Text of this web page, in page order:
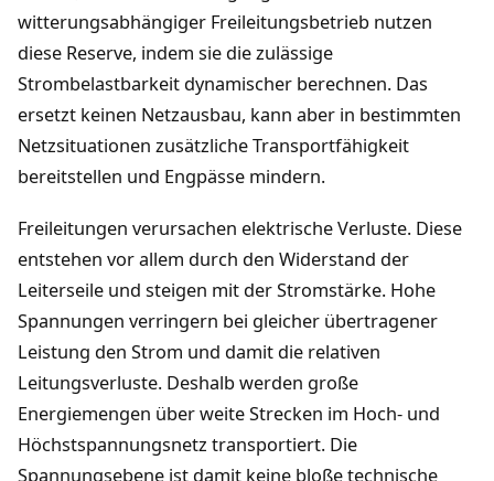
witterungsabhängiger Freileitungsbetrieb nutzen
diese Reserve, indem sie die zulässige
Strombelastbarkeit dynamischer berechnen. Das
ersetzt keinen Netzausbau, kann aber in bestimmten
Netzsituationen zusätzliche Transportfähigkeit
bereitstellen und Engpässe mindern.
Freileitungen verursachen elektrische Verluste. Diese
entstehen vor allem durch den Widerstand der
Leiterseile und steigen mit der Stromstärke. Hohe
Spannungen verringern bei gleicher übertragener
Leistung den Strom und damit die relativen
Leitungsverluste. Deshalb werden große
Energiemengen über weite Strecken im Hoch- und
Höchstspannungsnetz transportiert. Die
Spannungsebene ist damit keine bloße technische